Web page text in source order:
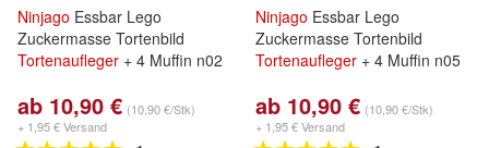
Ninjago Essbar Lego
Zuckermasse Tortenbild
Tortenaufleger + 4 Muffin n02
ab 10,90 € (10,90 €/Stk)
+ 1,95 € Versand
Ninjago Essbar Lego
Zuckermasse Tortenbild
Tortenaufleger + 4 Muffin n05
ab 10,90 € (10,90 €/Stk)
+ 1,95 € Versand